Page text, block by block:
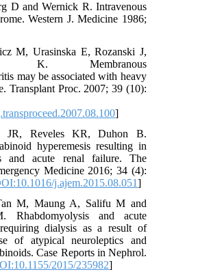
D and Wernick R. Intravenous
Western J. Medicine 1986;
M, Urasinska E, Rozanski J,
K. Membranous
may be associated with heavy
Transplant Proc. 2007; 39 (10):
j.transproceed.2007.08.100
JR, Reveles KR, Duhon B.
hyperemesis resulting in
and acute renal failure. The
Emergency Medicine 2016; 34 (4):
[DOI:10.1016/j.ajem.2015.08.051
Tan M, Maung A, Salifu M and
M. Rhabdomyolysis and acute
requiring dialysis as a result of
use of atypical neuroleptics and
Case Reports in Nephrol.
[DOI:10.1155/2015/235982